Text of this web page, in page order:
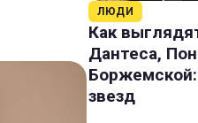
ЛЮДИ
Как
Дантеса,
звезд